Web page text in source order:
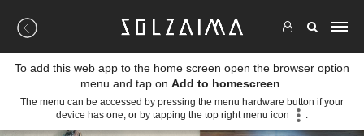
To add this web app to the home screen open the browser option
menu and tap on Add to homescreen
The menu can be accessed by pressing the menu hardware button if your
device has one, or by tapping the top right menu icon
.